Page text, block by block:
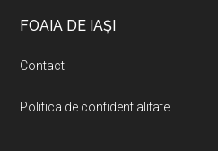
Footer
FOAIA DE IAȘI
Contact
Politica de confidentialitate